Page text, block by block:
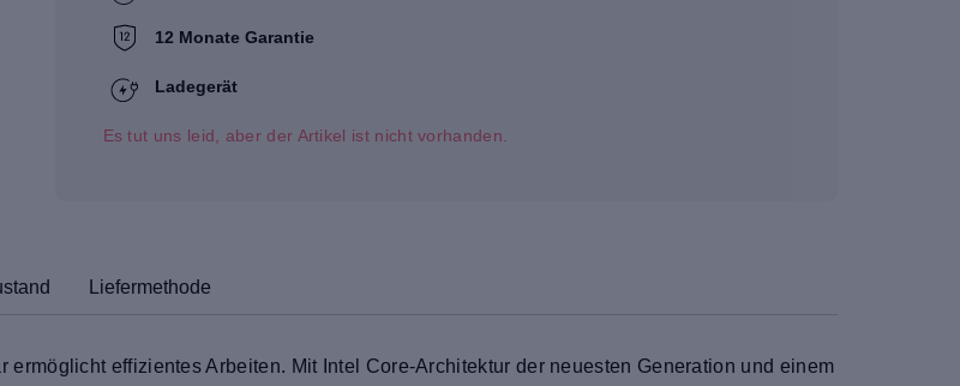
12 Monate Garantie
Ladegerät
Es tut uns leid, aber der Artikel ist nicht vorhanden.
Liefermethode
effizientes Arbeiten. Mit Intel Core-Architektur der neuesten Generation und einem